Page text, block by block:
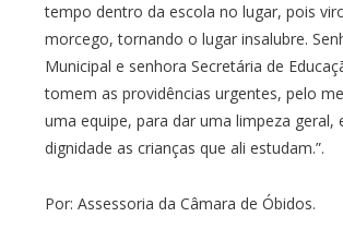
tempo dentro da escola no lugar, pois
morcego, tornando o lugar insalubre.
Municipal e senhora Secretária de
tomem as providências urgentes, pelo
uma equipe, para dar uma limpeza geral,
dignidade as crianças que ali estudam.”.
Por: Assessoria da Câmara de Óbidos.